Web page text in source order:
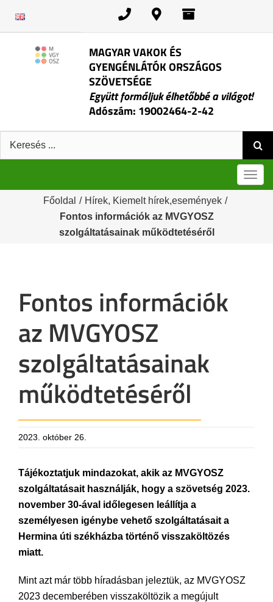
MAGYAR VAKOK ÉS
GYENGÉNLÁTÓK ORSZÁGOS
SZÖVETSÉGE
Együtt formáljuk élhetőbbé a világot!
Adószám: 19002464-2-42
Keresés:
Főoldal / Hírek, Kiemelt hírek,események /
Fontos információk az MVGYOSZ
szolgáltatásainak működtetéséről
Fontos információk
az MVGYOSZ
szolgáltatásainak
működtetéséről
2023. október 26.
Tájékoztatjuk mindazokat, akik az MVGYOSZ
szolgáltatásait használják, hogy a szövetség 2023.
november 30-ával időlegesen leállítja a
személyesen igénybe vehető szolgáltatásait a
Hermina úti székházba történő visszaköltözés
miatt.
Mint azt már több híradásban jeleztük, az MVGYOSZ
2023 decemberében visszaköltözik a megújult